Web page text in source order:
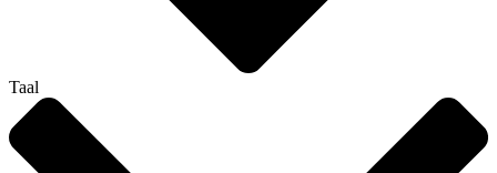
Taal